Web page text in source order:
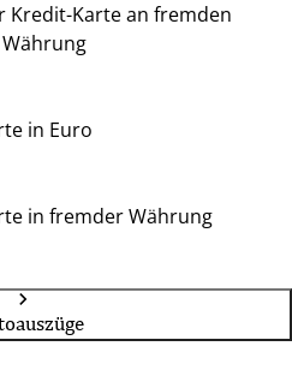
Kredit-Karte an fremden
in Euro
in fremder Währung